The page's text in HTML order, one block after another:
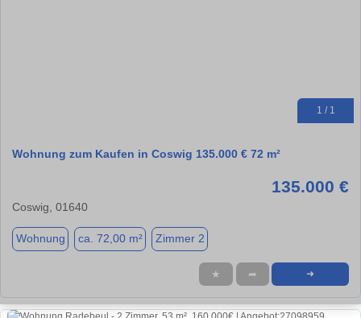
1 / 1
Wohnung zum Kaufen in Coswig 135.000 € 72 m²
135.000 €
Coswig, 01640
Wohnung ca. 72,00 m² Zimmer 2
★ ➦ ➜